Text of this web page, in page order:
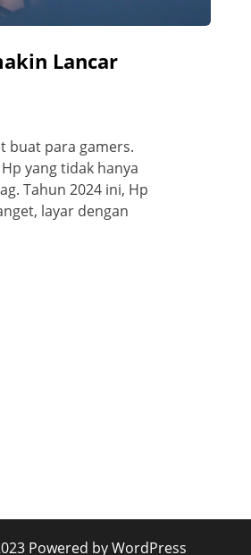
Lancar
buat para gamers.
yang tidak hanya
Tahun 2024 ini, Hp
layar dengan
Powered by WordPress